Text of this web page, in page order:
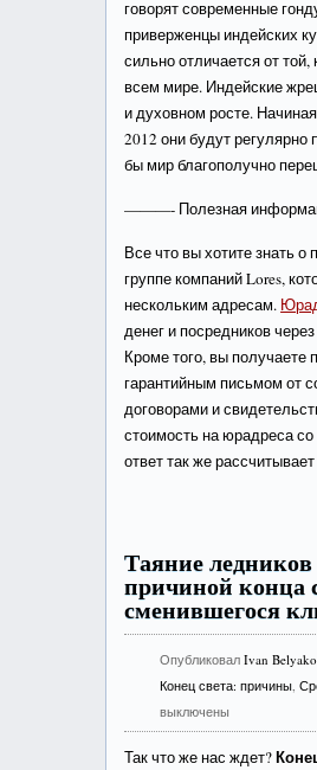
говорят современные
приверженцы индейских
сильно отличается от
всем мире. Индейские
и духовном росте.
2012 они будут
бы мир благополучно
———- Полезная
Все что вы хотите знать
группе компаний Lores,
нескольким адресам.
денег и посредников
Кроме того, вы получаете
гарантийным письмом от
договорами и
стоимость на юрадреса
ответ так же
Таяние
причиной конца
сменившегося
ОпубликовалIvan
Конец света: причины,
выключены
Так что же нас ждет?